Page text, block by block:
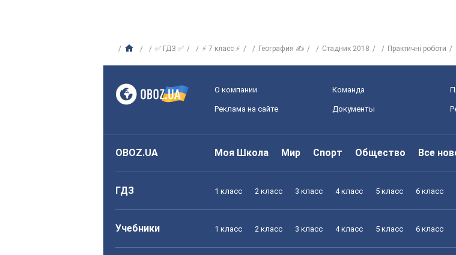
✅ ГДЗ ✅ ⚡ 7 класс ⚡ География ✍ Стадник 2018 Практичні роботи
О компании Команда
Реклама на сайте Документы
OBOZ.UA Моя Школа Мир Спорт Общество Все
ГДЗ 1 класс 2 класс 3 класс 4 класс 5 класс 6 класс
Учебники 1 класс 2 класс 3 класс 4 класс 5 класс 6 класс